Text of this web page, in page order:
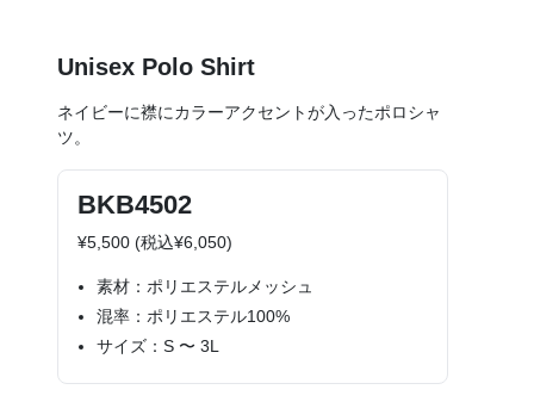
Unisex Polo Shirt
ネイビーに襟にカラーアクセントが入ったポロシャ
ツ。
BKB4502
¥5,500 (税込¥6,050)
素材：ポリエステルメッシュ
混率：ポリエステル100%
サイズ：S 〜 3L